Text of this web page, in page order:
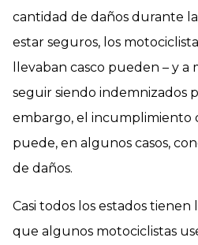
cantidad de daños durante
estar seguros, los
llevaban casco pueden – y
seguir siendo indemnizados
embargo, el incumplimiento
puede, en algunos casos,
de daños.
Casi todos los estados
que algunos motociclistas